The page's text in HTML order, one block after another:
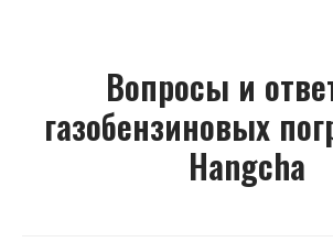
Вопросы и
газобензиновых
Hangcha